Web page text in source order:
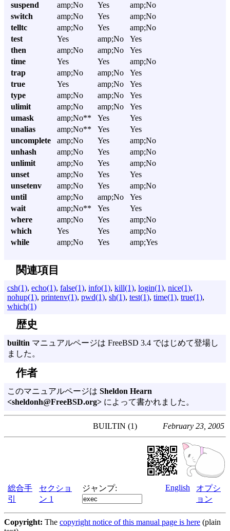
suspend
amp;No Yes
amp;No
switch
amp;No Yes
amp;No
telltc
amp;No Yes
amp;No
test
Yes amp;No
Yes
then
amp;No amp;No
Yes
time
Yes Yes
amp;No
trap
amp;No amp;No
Yes
true
Yes amp;No
Yes
type
amp;No amp;No
Yes
ulimit
amp;No amp;No
Yes
umask
amp;No** Yes
Yes
unalias
amp;No** Yes
Yes
uncomplete
amp;No Yes
amp;No
unhash
amp;No Yes
amp;No
unlimit
amp;No Yes
amp;No
unset
amp;No Yes
Yes
unsetenv
amp;No Yes
amp;No
until
amp;No amp;No
Yes
wait
amp;No** Yes
Yes
where
amp;No Yes
amp;No
which
Yes Yes
amp;No
while
amp;No Yes amp;Yes
関連項目
csh(1), echo(1), false(1), info(1), kill(1), login(1), nice(1),
nohup(1), printenv(1), pwd(1), sh(1), test(1), time(1), true(1),
which(1)
歴史
builtin マニュアルページは FreeBSD 3.4 ではじめて登場し
ました。
作者
このマニュアルページは Sheldon Hearn
<sheldonh@FreeBSD.org> によって書かれました。
BUILTIN (1) February 23, 2005
総合手
引
セクショ
ン 1
ジャンプ: English
オプシ
ョン
Copyright: The copyright notice of this manual page is here (plain